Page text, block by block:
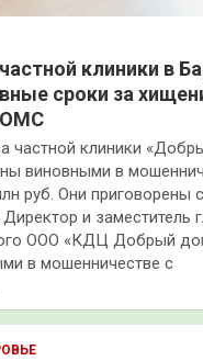
клиники в
сроки за
ОМС
частной клиники
виновными в
руб. Они приговорены
и заместитель
ООО «КДЦ Добрый
в мошенничестве с